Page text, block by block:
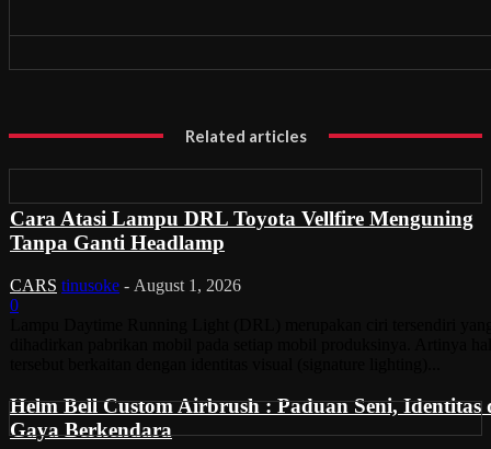
Related articles
Cara Atasi Lampu DRL Toyota Vellfire Menguning
Tanpa Ganti Headlamp
CARS tinusoke - August 1, 2026
0
Helm Bell Custom Airbrush : Paduan Seni, Identitas
Gaya Berkendara